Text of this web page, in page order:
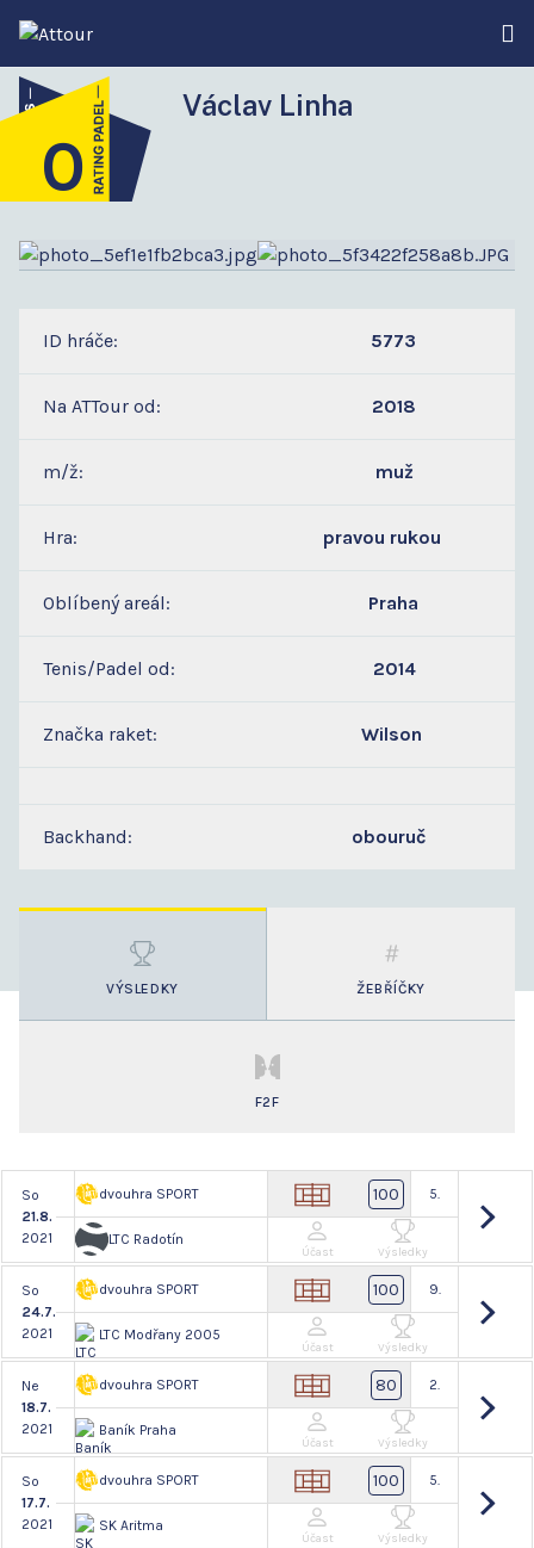
Václav Linha
4
0
ID hráče: 5773
Na ATTour od: 2018
m/ž: muž
Hra: pravou rukou
Oblíbený areál: Praha
Tenis/Padel od: 2014
Značka raket: Wilson
Backhand: obouruč
VÝSLEDKY ŽEBŘÍČKY
F2F
So
21.8.
2021
dvouhra SPORT
LTC Radotín
100 5.
Účast Výsledky
So
24.7.
2021
dvouhra SPORT
LTC Modřany 2005
100 9.
Účast Výsledky
Ne
18.7.
2021
dvouhra SPORT
Baník Praha
80 2.
Účast Výsledky
So
17.7.
2021
dvouhra SPORT
SK Aritma
100 5.
Účast Výsledky